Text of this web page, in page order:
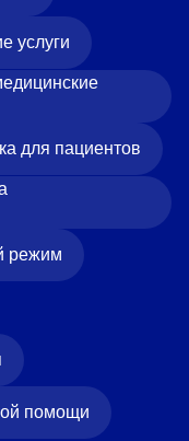
услуги
для пациентов
режим
помощи